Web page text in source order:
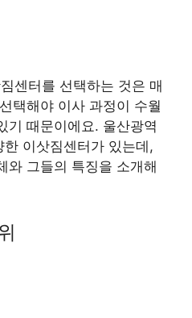
센터를 선택하는 것은 매
택해야 이사 과정이 수월
기 때문이에요. 울산광역
이삿짐센터가 있는데,
와 그들의 특징을 소개해